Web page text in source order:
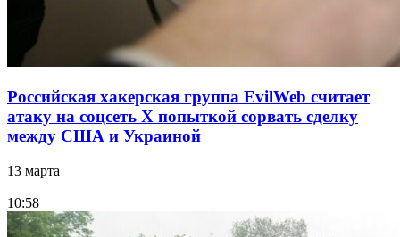
Российская хакерская группа EvilWeb считает
атаку на соцсеть Х попыткой сорвать сделку
между США и Украиной
13 марта
10:58